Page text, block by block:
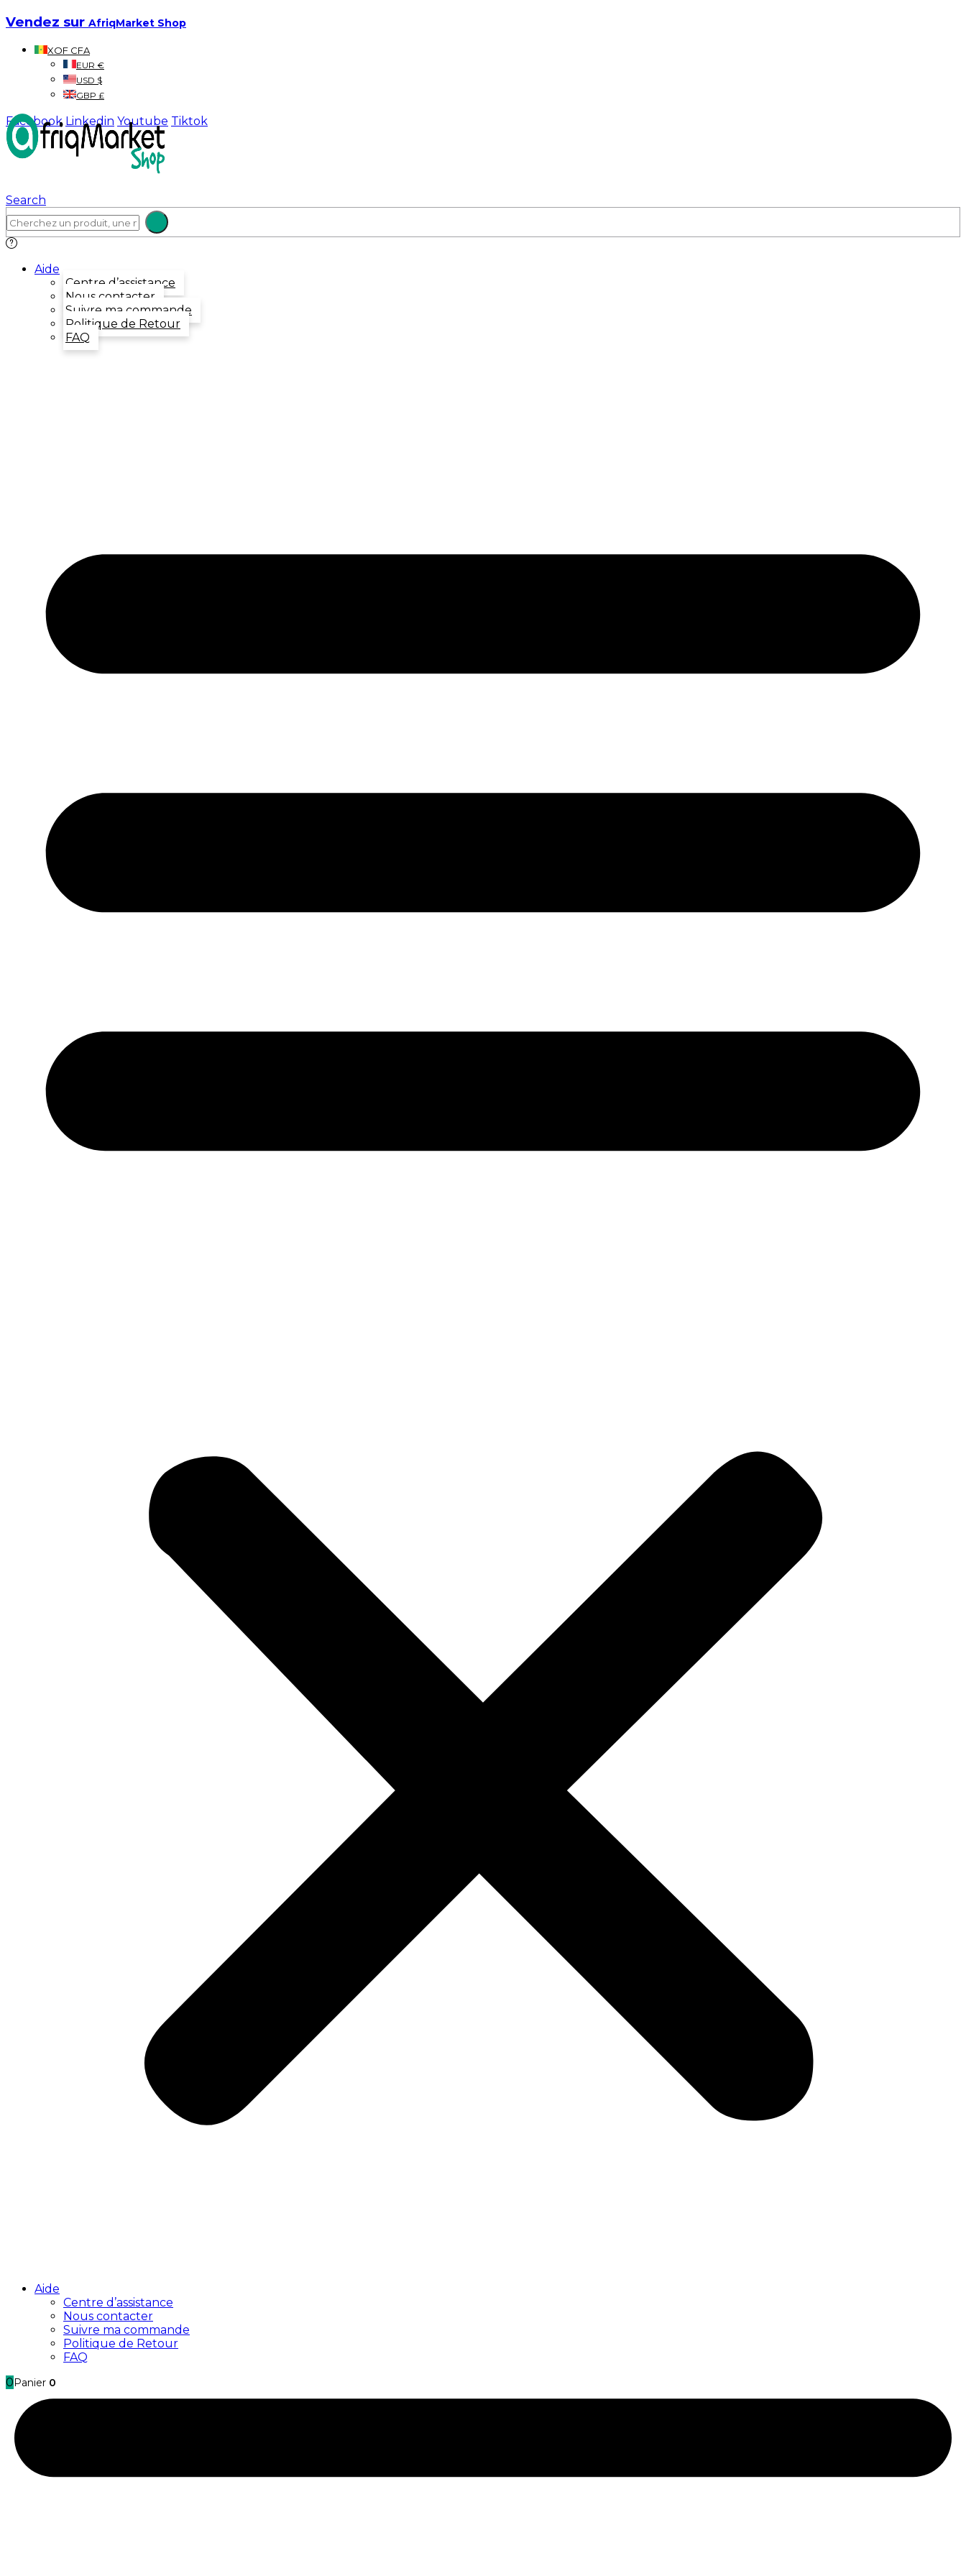
Vendez sur AfriqMarket Shop
XOF CFA
EUR €
USD $
GBP £
Facebook Linkedin Youtube Tiktok
Search
Aide
Centre d’assistance
Nous contacter
Suivre ma commande
Politique de Retour
FAQ
Aide
Centre d’assistance
Nous contacter
Suivre ma commande
Politique de Retour
FAQ
0 Panier 0